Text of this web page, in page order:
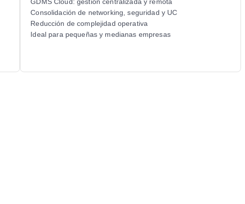
Consolidación de networking, seguridad y UC
Reducción de complejidad operativa
Ideal para pequeñas y medianas empresas